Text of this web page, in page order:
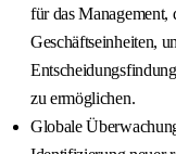
für das Management,
Geschäftseinheiten,
zu ermöglichen.
Globale